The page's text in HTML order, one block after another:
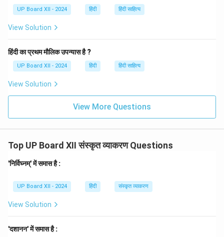
UP Board XII - 2024 हिंदी हिंदी साहित्य
View Solution
हिंदी का प्रथम मौलिक उपन्यास है ?
UP Board XII - 2024 हिंदी हिंदी साहित्य
View Solution
View More Questions
Top UP Board XII संस्कृत व्याकरण Questions
'निर्विघ्नम्' में समास है :
UP Board XII - 2024 हिंदी संस्कृत व्याकरण
View Solution
'दशानन' में समास है :